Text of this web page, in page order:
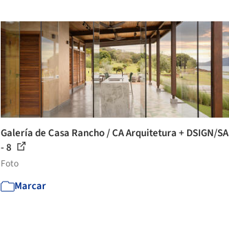
Galería de Casa Rancho / CA Arquitetura + DSIGN/SA
- 8
Foto
Marcar